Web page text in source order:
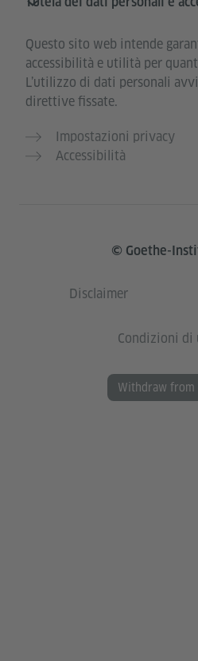
Questo sito web intende
accessibilità e utilità per
L’utilizzo di dati personali
direttive fissate.
Impostazioni privacy
Accessibilità
© Goethe-
Disclaimer
Condizioni
Withdraw from